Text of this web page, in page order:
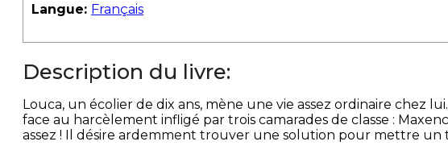
Langue: Français
Description du livre:
Louca, un écolier de dix ans, mène une vie assez ordinaire chez
face au harcèlement infligé par trois camarades de classe :
assez ! Il désire ardemment trouver une solution pour mettre